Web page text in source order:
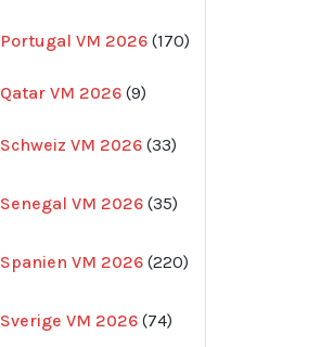
Portugal VM 2026 170
produkter
Qatar VM 2026 99
Schweiz VM 2026 33
produkter
Senegal VM 2026 35
produkter
Spanien VM 2026 220
produkter
Sverige VM 2026 74
produkter